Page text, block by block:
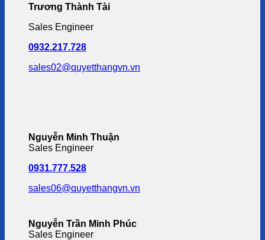
Trương Thành Tài
Sales Engineer
0932.217.728
sales02@quyetthangvn.vn
Nguyễn Minh Thuận
Sales Engineer
0931.777.528
sales06@quyetthangvn.vn
Nguyễn Trần Minh Phúc
Sales Engineer